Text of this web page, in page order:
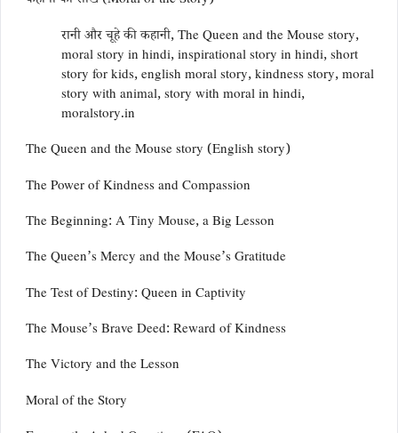
रानी और चूहे की कहानी, The Queen and the Mouse story,
moral story in hindi, inspirational story in hindi, short
story for kids, english moral story, kindness story, moral
story with animal, story with moral in hindi,
moralstory.in
The Queen and the Mouse story (English story)
The Power of Kindness and Compassion
The Beginning: A Tiny Mouse, a Big Lesson
The Queen’s Mercy and the Mouse’s Gratitude
The Test of Destiny: Queen in Captivity
The Mouse’s Brave Deed: Reward of Kindness
The Victory and the Lesson
Moral of the Story